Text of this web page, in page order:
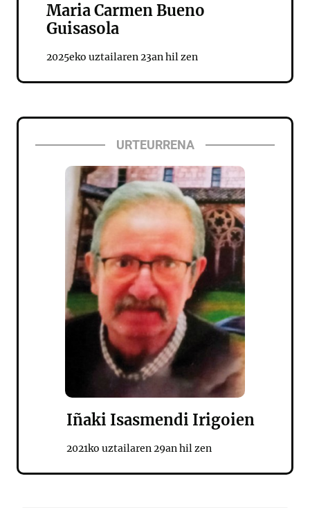
Maria Carmen Bueno
Guisasola
2025eko uztailaren 23an hil zen
URTEURRENA
Iñaki Isasmendi Irigoien
2021ko uztailaren 29an hil zen